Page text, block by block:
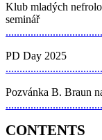
Klub mladých
seminář
PD Day 2025
Pozvánka B. Braun
CONTENTS